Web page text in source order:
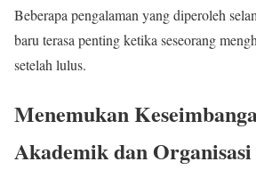
Beberapa pengalaman yang diperoleh
baru terasa penting ketika seseorang
setelah lulus.
Menemukan
Akademik dan Organisasi